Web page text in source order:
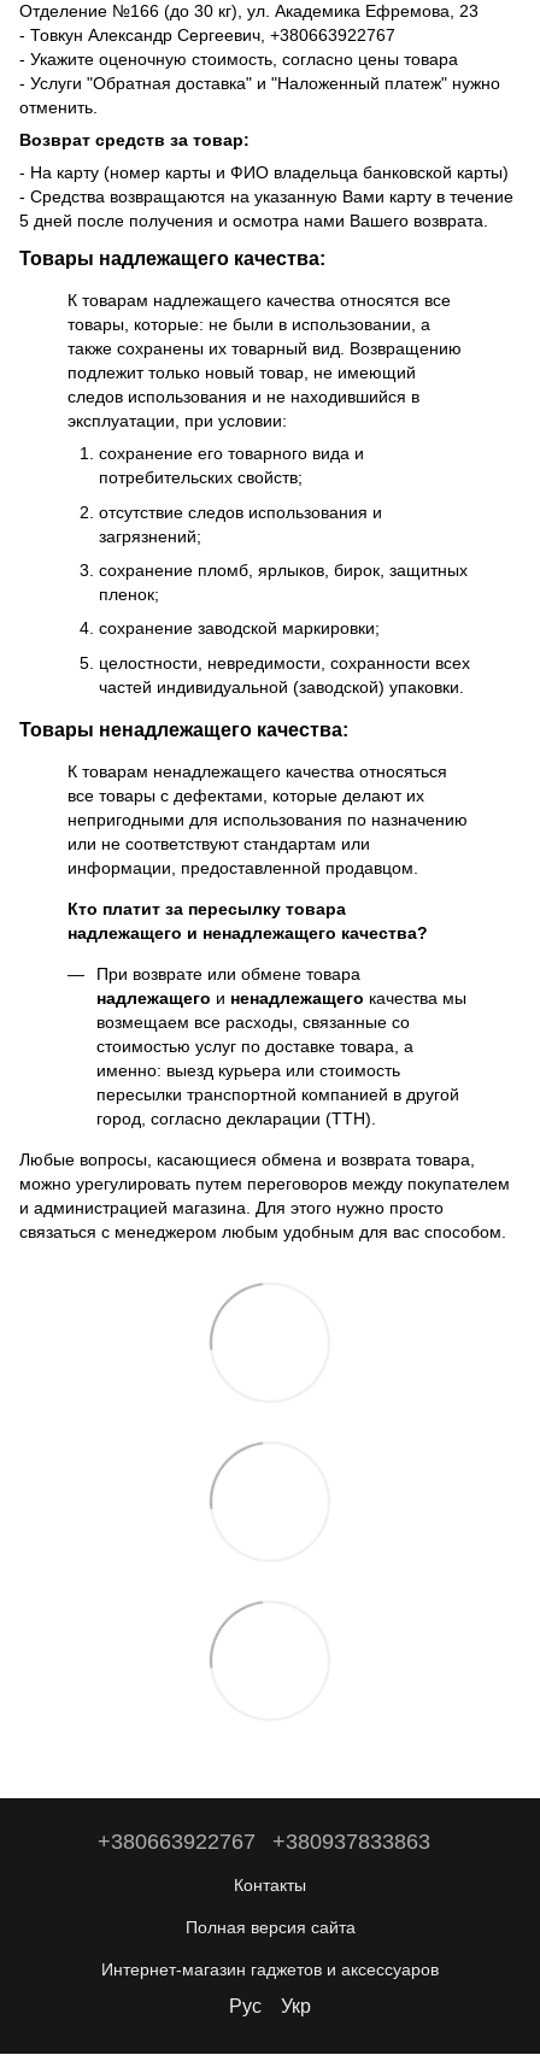
Отделение №166 (до 30 кг), ул. Академика Ефремова, 23
- Товкун Александр Сергеевич, +380663922767
- Укажите оценочную стоимость, согласно цены товара
- Услуги "Обратная доставка" и "Наложенный платеж" нужно
отменить.
Возврат средств за товар:
- На карту (номер карты и ФИО владельца банковской карты)
- Средства возвращаются на указанную Вами карту в течение
5 дней после получения и осмотра нами Вашего возврата.
Товары надлежащего качества:
К товарам надлежащего качества относятся все
товары, которые: не были в использовании, а
также сохранены их товарный вид. Возвращению
подлежит только новый товар, не имеющий
следов использования и не находившийся в
эксплуатации, при условии:
сохранение его товарного вида и
потребительских свойств;
отсутствие следов использования и
загрязнений;
сохранение пломб, ярлыков, бирок, защитных
пленок;
сохранение заводской маркировки;
целостности, невредимости, сохранности всех
частей индивидуальной (заводской) упаковки.
Товары ненадлежащего качества:
К товарам ненадлежащего качества относяться
все товары с дефектами, которые делают их
непригодными для использования по назначению
или не соответствуют стандартам или
информации, предоставленной продавцом.
Кто платит за пересылку товара
надлежащего и ненадлежащего качества?
При возврате или обмене товара
надлежащего и ненадлежащего качества мы
возмещаем все расходы, связанные со
стоимостью услуг по доставке товара, а
именно: выезд курьера или стоимость
пересылки транспортной компанией в другой
город, согласно декларации (ТТН).
Любые вопросы, касающиеся обмена и возврата товара,
можно урегулировать путем переговоров между покупателем
и администрацией магазина. Для этого нужно просто
связаться с менеджером любым удобным для вас способом.
+380663922767 +380937833863
Контакты
Полная версия сайта
Интернет-магазин гаджетов и аксессуаров
Рус Укр